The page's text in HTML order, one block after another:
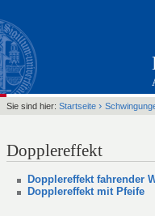
Sie sind hier: Startseite ›
Dopplereffekt
Dopplereffekt fahrender
Dopplereffekt mit Pfeife